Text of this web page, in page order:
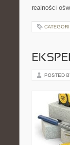
realności
POSTED